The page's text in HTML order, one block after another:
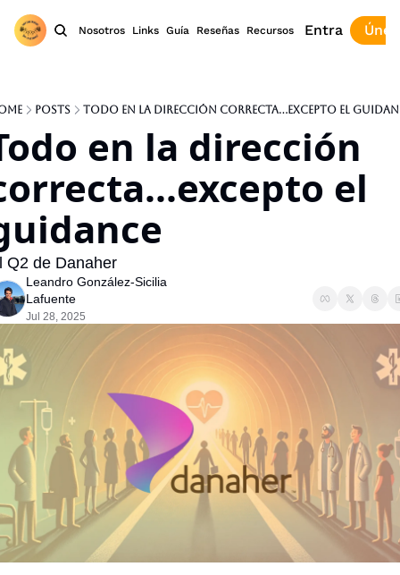
Nosotros Links Guía Reseñas Recursos Entra
Posts Todo en la dirección correcta...excepto el
en la dirección
el
Q2 de Danaher
Leandro González-Sicilia
Lafuente
Jul 28, 2025